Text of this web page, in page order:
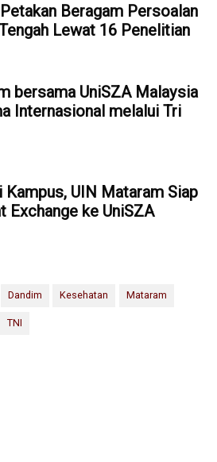
Beragam Persoalan
Lewat 16 Penelitian
bersama UniSZA Malaysia
Internasional melalui Tri
UIN Mataram Siap
Exchange ke UniSZA
Dandim Kesehatan Mataram
TNI